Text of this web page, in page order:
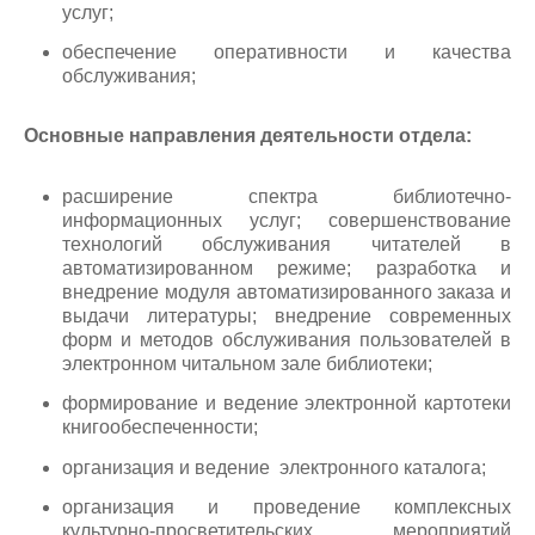
услуг;
обеспечение оперативности и качества
обслуживания;
Основные направления деятельности отдела:
расширение спектра библиотечно-
информационных услуг; совершенствование
технологий обслуживания читателей в
автоматизированном режиме; разработка и
внедрение модуля автоматизированного заказа и
выдачи литературы; внедрение современных
форм и методов обслуживания пользователей в
электронном читальном зале библиотеки;
формирование и ведение электронной картотеки
книгообеспеченности;
организация и ведение электронного каталога;
организация и проведение комплексных
культурно-просветительских мероприятий